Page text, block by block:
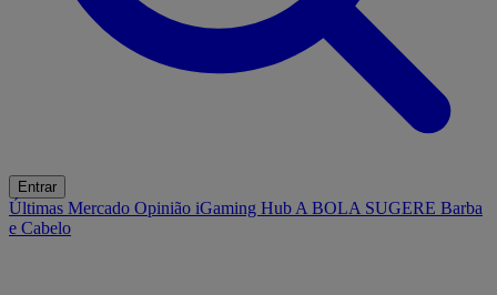
Entrar
Últimas Mercado Opinião iGaming Hub A BOLA SUGERE Barba
e Cabelo